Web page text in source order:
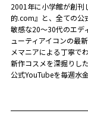
2001年に小学館が創刊
的.com』と、全ての公
敏感な20～30代のエデ
ューティアイコンの最
メマニアによる丁寧で
新作コスメを深掘りし
公式YouTubeを毎週水